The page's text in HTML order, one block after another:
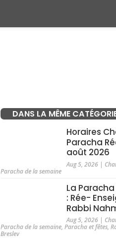
DANS LA MÊME
Horaires
Paracha
août 2026
Aug 5, 2026|
Paracha de la semaine
La
: Rée-
Rabbi
Aug 5, 2026|
Paracha de la semaine,Paracha et fêtes,
Breslev